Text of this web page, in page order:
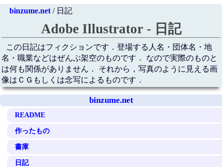
binzume.net/ 日記
Adobe Illustrator - 日記
この日記はフィクションです．登場する人名・団体名・地
名・職業などはぜんぶ架空のものです． なので実際のものと
は何も関係がありません． それから，写真のように見える画
像はＣＧもしくは念写によるものです．
binzume.net
README
作ったもの
書庫
日記